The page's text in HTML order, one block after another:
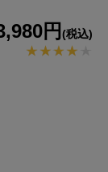
円 (税込)